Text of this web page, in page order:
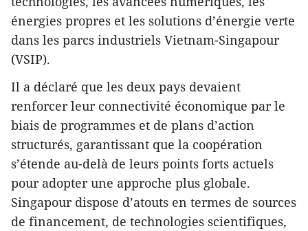
énergies propres et les solutions d’énergie verte
dans les parcs industriels Vietnam-Singapour
(VSIP).
Il a déclaré que les deux pays devaient
renforcer leur connectivité économique par le
biais de programmes et de plans d’action
structurés, garantissant que la coopération
s’étende au-delà de leurs points forts actuels
pour adopter une approche plus globale.
Singapour dispose d’atouts en termes de sources
de financement, de technologies scientifiques,